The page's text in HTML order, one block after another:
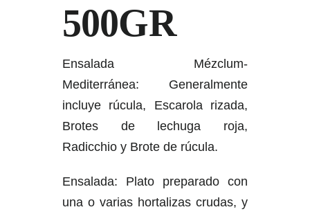
500GR
Ensalada Mézclum-
Mediterránea: Generalmente
incluye
rúcula,
Escarola rizada,
Brotes de lechuga roja,
Radicchio y Brote de rúcula.
Ensalada: Plato preparado con
una o varias hortalizas crudas, y